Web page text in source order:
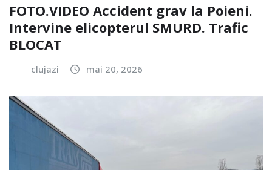
FOTO.VIDEO Accident grav la Poieni.
Intervine elicopterul SMURD. Trafic
BLOCAT
clujazi mai 20, 2026